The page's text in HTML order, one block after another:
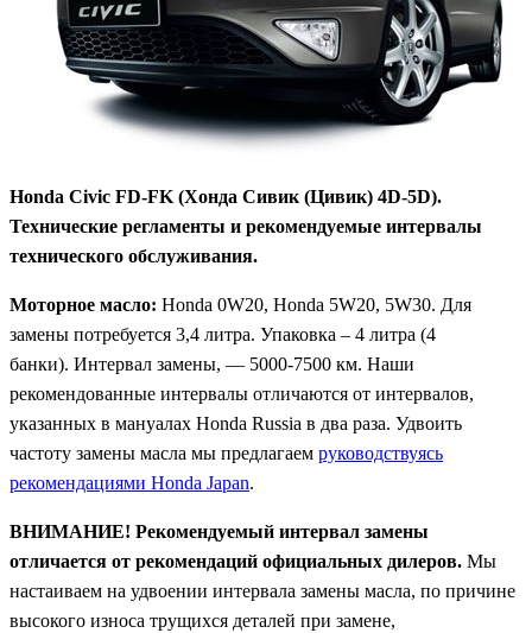
Honda Civic FD-FK (Хонда Сивик (Цивик) 4D-5D).
Технические регламенты и рекомендуемые интервалы
технического обслуживания.
Моторное масло: Honda 0W20, Honda 5W20, 5W30. Для
замены потребуется 3,4 литра. Упаковка – 4 литра (4
банки). Интервал замены, — 5000-7500 км. Наши
рекомендованные интервалы отличаются от интервалов,
указанных в мануалах Honda Russia в два раза. Удвоить
частоту замены масла мы предлагаем руководствуясь
рекомендациями Honda Japan.
ВНИМАНИЕ! Рекомендуемый интервал замены
отличается от рекомендаций официальных дилеров. Мы
настаиваем на удвоении интервала замены масла, по причине
высокого износа трущихся деталей при замене,